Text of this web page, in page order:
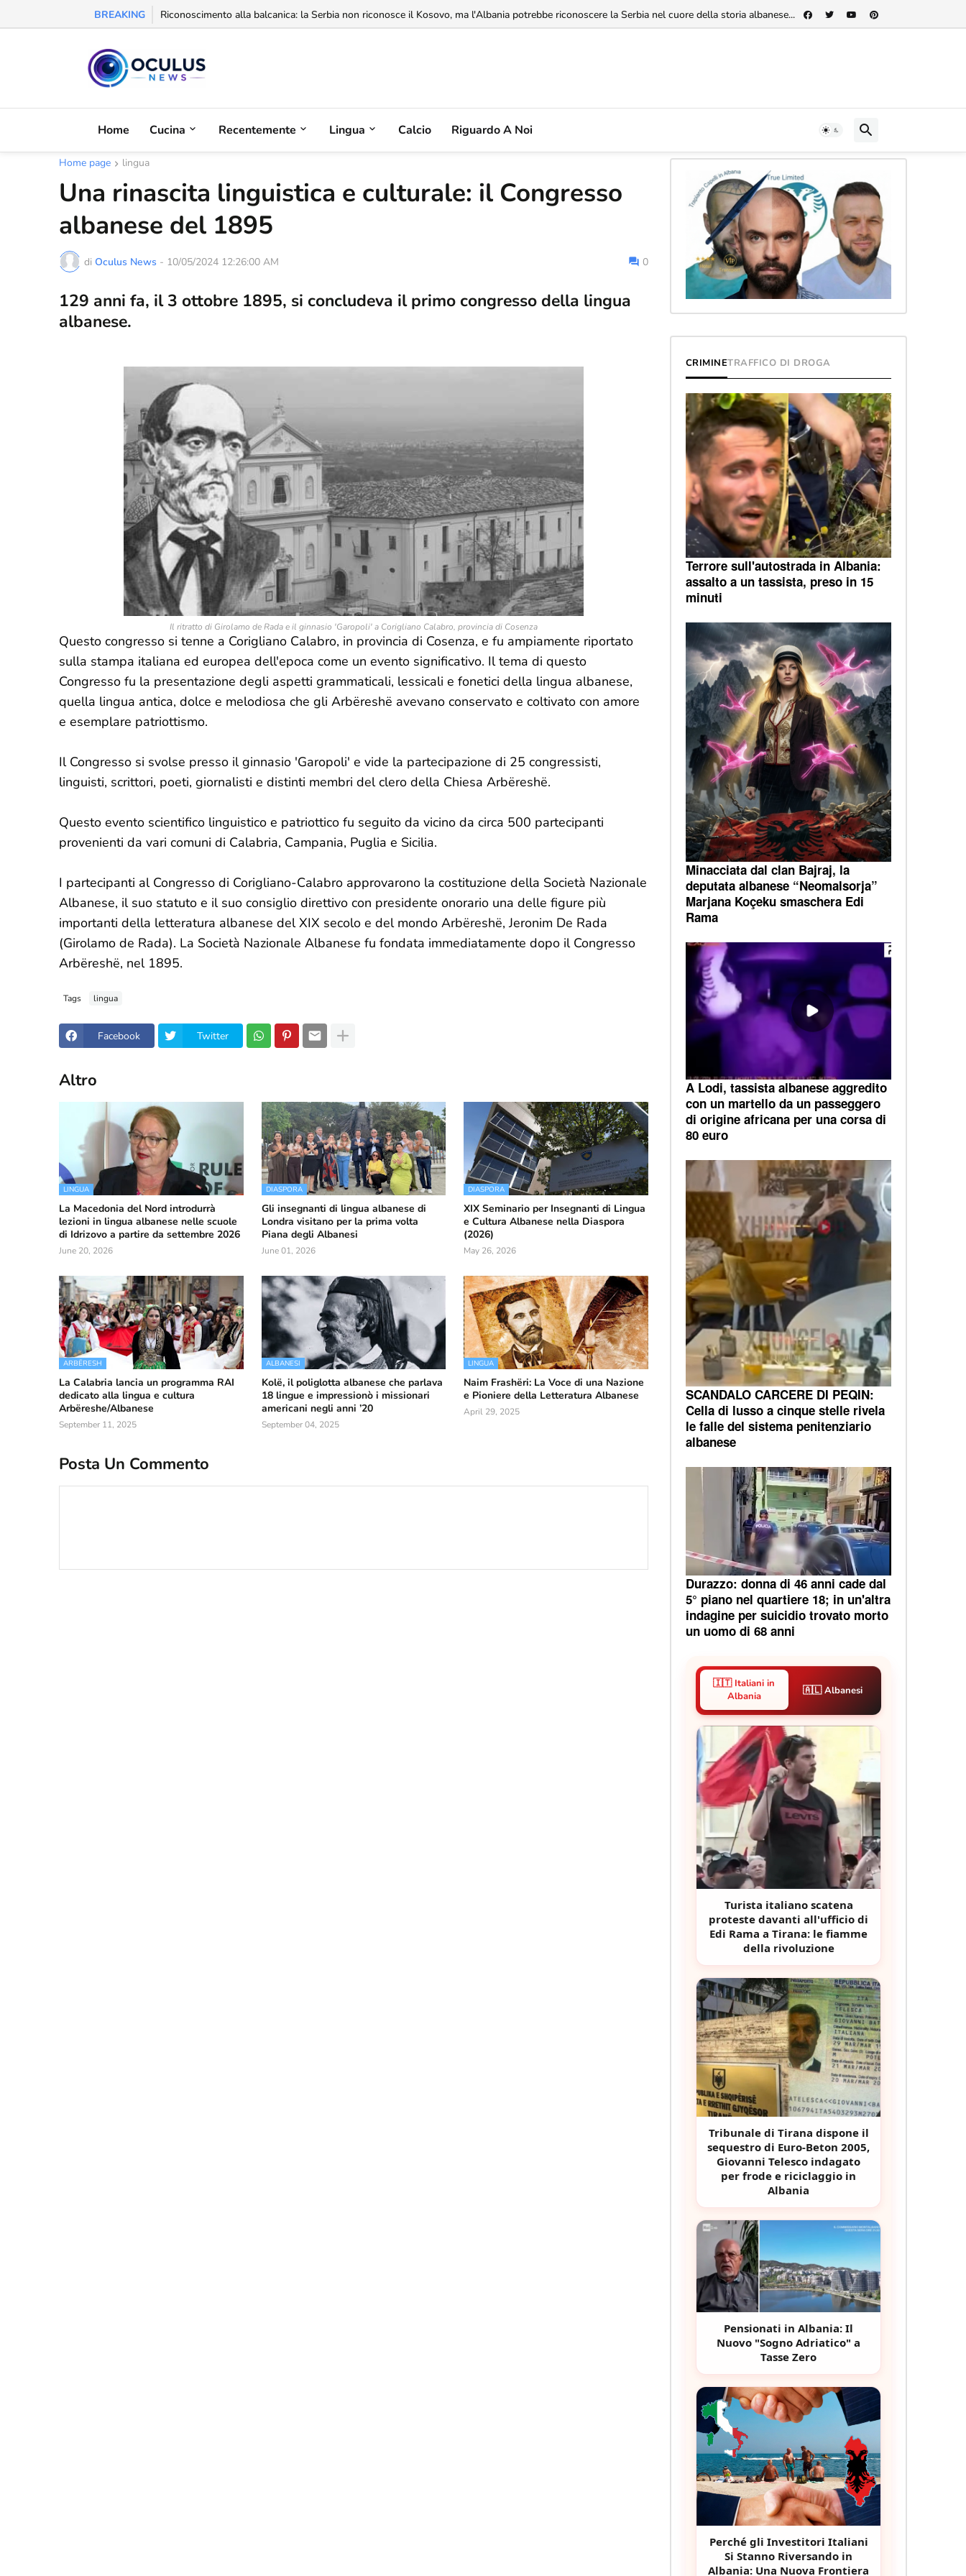
BREAKING Riconoscimento alla balcanica: la Serbia non riconosce il Kosovo, ma l'Albania potrebbe riconoscere la Serbia nel cuore della storia albanese...
Home Cucina Recentemente Lingua Calcio Riguardo A Noi
Home page lingua
Una rinascita linguistica e culturale: il Congresso
albanese del 1895
di Oculus News - 10/05/2024 12:26:00 AM 0
129 anni fa, il 3 ottobre 1895, si concludeva il primo congresso della lingua
albanese.
Il ritratto di Girolamo de Rada e il ginnasio 'Garopoli' a Corigliano Calabro, provincia di Cosenza
Questo congresso si tenne a Corigliano Calabro, in provincia di Cosenza, e fu ampiamente riportato
sulla stampa italiana ed europea dell'epoca come un evento significativo. Il tema di questo
Congresso fu la presentazione degli aspetti grammaticali, lessicali e fonetici della lingua albanese,
quella lingua antica, dolce e melodiosa che gli Arbëreshë avevano conservato e coltivato con amore
e esemplare patriottismo.
Il Congresso si svolse presso il ginnasio 'Garopoli' e vide la partecipazione di 25 congressisti,
linguisti, scrittori, poeti, giornalisti e distinti membri del clero della Chiesa Arbëreshë.
Questo evento scientifico linguistico e patriottico fu seguito da vicino da circa 500 partecipanti
provenienti da vari comuni di Calabria, Campania, Puglia e Sicilia.
I partecipanti al Congresso di Corigliano-Calabro approvarono la costituzione della Società Nazionale
Albanese, il suo statuto e il suo consiglio direttivo con presidente onorario una delle figure più
importanti della letteratura albanese del XIX secolo e del mondo Arbëreshë, Jeronim De Rada
(Girolamo de Rada). La Società Nazionale Albanese fu fondata immediatamente dopo il Congresso
Arbëreshë, nel 1895.
Tags lingua
Facebook Twitter
Altro
LINGUA
La Macedonia del Nord introdurrà
lezioni in lingua albanese nelle scuole
di Idrizovo a partire da settembre 2026
June 20, 2026
DIASPORA
Gli insegnanti di lingua albanese di
Londra visitano per la prima volta
Piana degli Albanesi
June 01, 2026
DIASPORA
XIX Seminario per Insegnanti di Lingua
e Cultura Albanese nella Diaspora
(2026)
May 26, 2026
ARBËRESH
La Calabria lancia un programma RAI
dedicato alla lingua e cultura
Arbëreshe/Albanese
September 11, 2025
ALBANESI
Kolë, il poliglotta albanese che parlava
18 lingue e impressionò i missionari
americani negli anni ’20
September 04, 2025
LINGUA
Naim Frashëri: La Voce di una Nazione
e Pioniere della Letteratura Albanese
April 29, 2025
Posta Un Commento
CRIMINETRAFFICO DI DROGA
Terrore sull'autostrada in Albania:
assalto a un tassista, preso in 15
minuti
Minacciata dal clan Bajraj, la
deputata albanese “Neomalsorja”
Marjana Koçeku smaschera Edi
Rama
A Lodi, tassista albanese aggredito
con un martello da un passeggero
di origine africana per una corsa di
80 euro
SCANDALO CARCERE DI PEQIN:
Cella di lusso a cinque stelle rivela
le falle del sistema penitenziario
albanese
Durazzo: donna di 46 anni cade dal
5° piano nel quartiere 18; in un'altra
indagine per suicidio trovato morto
un uomo di 68 anni
🇮🇹 Italiani in
Albania
🇦🇱 Albanesi
Turista italiano scatena
proteste davanti all'ufficio di
Edi Rama a Tirana: le fiamme
della rivoluzione
Tribunale di Tirana dispone il
sequestro di Euro-Beton 2005,
Giovanni Telesco indagato
per frode e riciclaggio in
Albania
Pensionati in Albania: Il
Nuovo "Sogno Adriatico" a
Tasse Zero
Perché gli Investitori Italiani
Si Stanno Riversando in
Albania: Una Nuova Frontiera